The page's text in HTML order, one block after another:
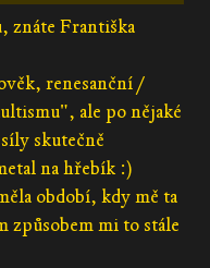
znáte Františka
renesanční /
ale po nějaké
skutečně
na hřebík :)
období, kdy mě ta
způsobem mi to stále